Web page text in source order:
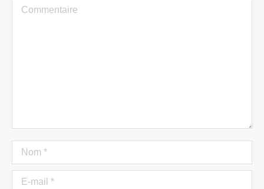
Commentaire
Nom *
E-mail *